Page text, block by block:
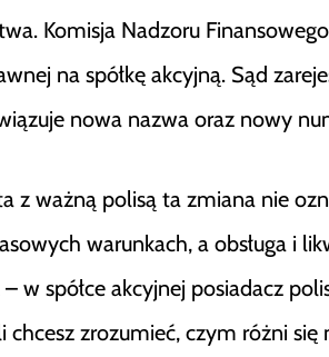
Komisja Nadzoru
na spółkę akcyjną. Sąd
nowa nazwa oraz nowy
z ważną polisą ta zmiana nie
warunkach, a obsługa i
w spółce akcyjnej posiadacz
chcesz zrozumieć, czym różni